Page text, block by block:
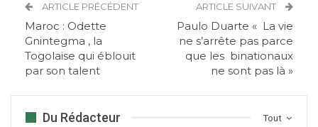
ARTICLE PRÉCÉDENT
Maroc : Odette
Gnintegma , la
Togolaise qui éblouit
par son talent
ARTICLE SUIVANT
Paulo Duarte « La vie
ne s’arrête pas parce
que les binationaux
ne sont pas là »
Tout
Du Rédacteur